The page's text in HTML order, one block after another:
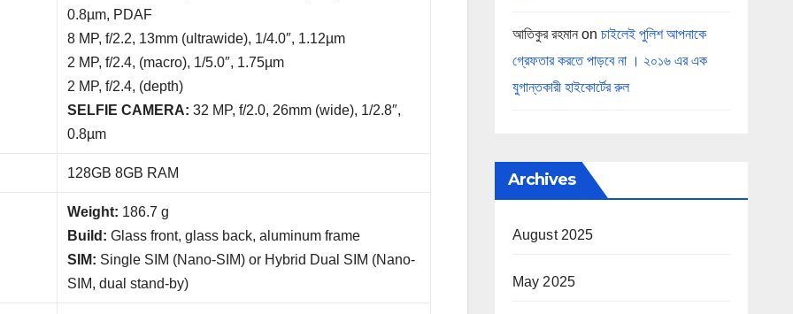
0.8µm, PDAF
8 MP, f/2.2, 13mm (ultrawide), 1/4.0″, 1.12µm
2 MP, f/2.4, (macro), 1/5.0″, 1.75µm
2 MP, f/2.4, (depth)
SELFIE CAMERA:32 MP, f/2.0, 26mm (wide), 1/2.8″,
0.8µm
128GB 8GB RAM
Weight: 186.7 g
Build: Glass front, glass back, aluminum frame
SIM: Single SIM (Nano-SIM) or Hybrid Dual SIM (Nano-
SIM, dual stand-by)
আতিকুর রহমানon চাইলেই পুলিশ আপনাকে
গ্রেফতার করতে পাড়বে না । ২০১৬ এর এক
যুগান্তকারী হাইকোর্টের রুল
Archives
August 2025
May 2025